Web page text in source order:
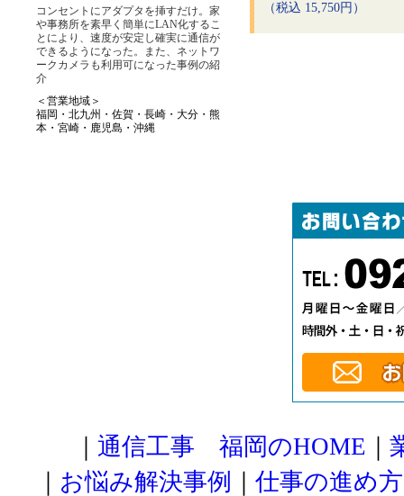
コンセントにアダプタを挿すだけ。家
や事務所を素早く簡単にLAN化するこ
とにより、速度が安定し確実に通信が
できるようになった。また、ネットワ
ークカメラも利用可になった事例の紹
介
＜営業地域＞
福岡・北九州・佐賀・長崎・大分・熊
本・宮崎・鹿児島・沖縄
（税込 15,750円）
通信工事 福岡のHOME
お悩み解決事例
仕事の進め